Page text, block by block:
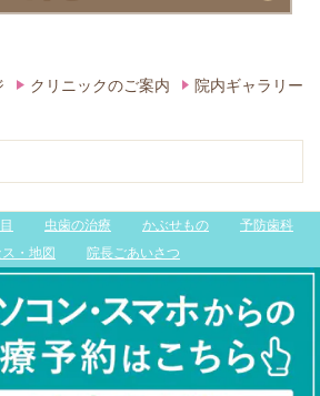
クリニックのご案内 院内ギャラリー
虫歯の治療 かぶせもの
予防歯科
・地図
院長ごあいさつ